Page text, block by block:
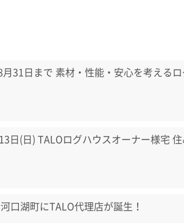
31日まで 素材・性能・安心を考える
日(日) TALOログハウスオーナー様宅
口湖町にTALO代理店が誕生！